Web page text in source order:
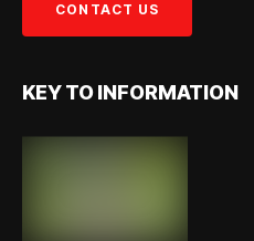
KEY TO INFORMATION